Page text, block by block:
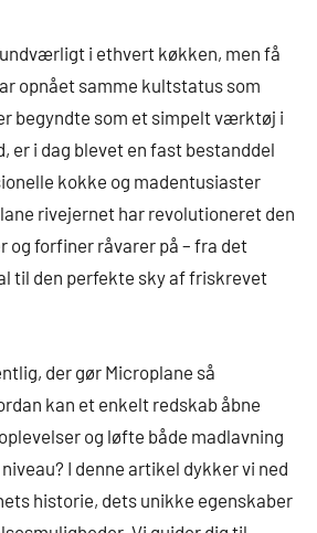
i ethvert køkken, men få
opnået samme kultstatus som
begyndte som et simpelt værktøj i
er i dag blevet en fast bestanddel
kokke og madentusiaster
rivejernet har revolutioneret den
og forfiner råvarer på – fra det
til den perfekte sky af friskrevet
der gør Microplane så
kan et enkelt redskab åbne
og løfte både madlavning
I denne artikel dykker vi ned
historie, dets unikke egenskaber